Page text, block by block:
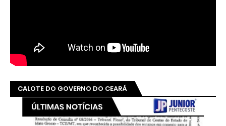
CALOTE DO GOVERNO DO CEARÁ